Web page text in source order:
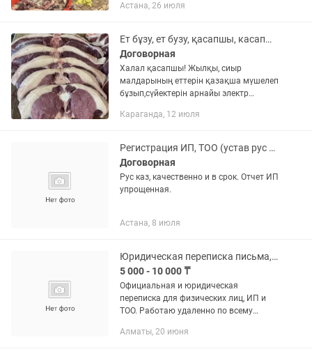
атқарамыз! Тапсырыс беру үшін
Астана, 26 июля
Ет бұзу, ет бузу, қасапшы, касапшы, распил мясо, разделка мясо по каз
Договорная
Халал қасапшы! Жылқы, сиыр
малдарының еттерін қазақша мүшелеп
бұзып,сүйектерін арнайы электр
қазысын тұздап, чеснокпен
тұздап, ішек...
Караганда, 12 июля
Регистрация ИП, ТОО (устав рус каз, изменение руководства и др)
Договорная
Рус каз, качественно и в срок. Отчет ИП
упрощенная.
Астана, 8 июля
Юридическая переписка письма, претензии, жалбыз е Өтініш Каз/рус
5 000 - 10 000 ₸
Официальная и юридическая
переписка для физических лиц, ИП и
ТОО. Работаю удаленно по всему
нагрузку и минимизировать правовые
Алматы, 20 июня